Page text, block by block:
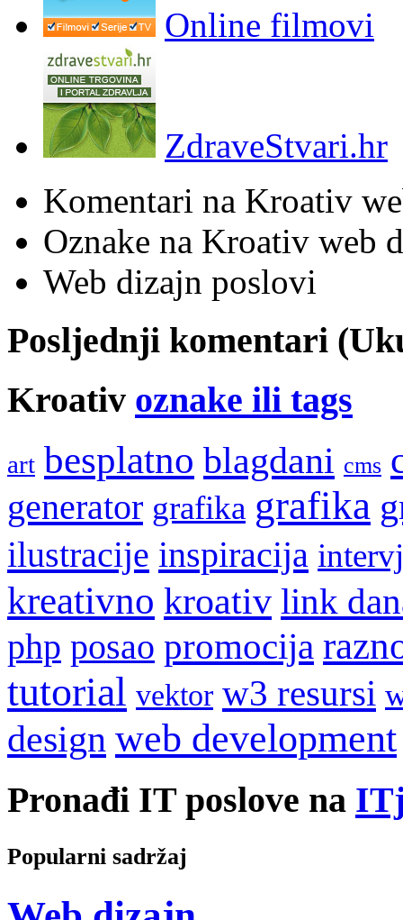
Online filmovi
ZdraveStvari.hr
Komentari na Kroativ
Oznake na Kroativ web
Web dizajn poslovi
Posljednji komentari
Kroativ oznake ili tags
art besplatno blagdani cms
generator grafika grafika
ilustracije inspiracija
kreativno kroativ link
php posao promocija
tutorial vektor w3 resursi
design web development
Pronađi IT poslove na
Popularni sadržaj